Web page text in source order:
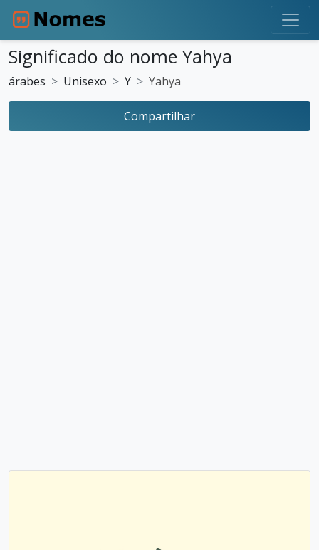
Significado do nome Yahya
árabes Unisexo Y Yahya
Compartilhar